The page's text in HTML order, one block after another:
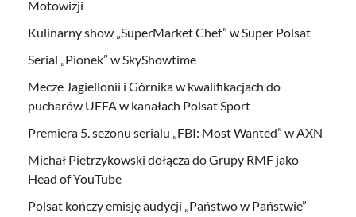
Motowizji
Kulinarny show „SuperMarket Chef” w Super Polsat
Serial „Pionek” w SkyShowtime
Mecze Jagiellonii i Górnika w kwalifikacjach do
pucharów UEFA w kanałach Polsat Sport
Premiera 5. sezonu serialu „FBI: Most Wanted” w AXN
Michał Pietrzykowski dołącza do Grupy RMF jako
Head of YouTube
Polsat kończy emisję audycji „Państwo w Państwie”